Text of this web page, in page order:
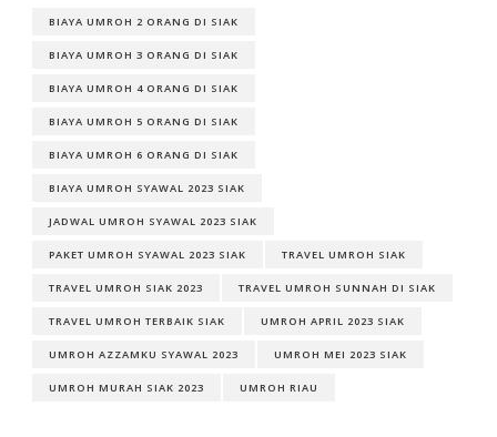
BIAYA UMROH 2 ORANG DI SIAK
BIAYA UMROH 3 ORANG DI SIAK
BIAYA UMROH 4 ORANG DI SIAK
BIAYA UMROH 5 ORANG DI SIAK
BIAYA UMROH 6 ORANG DI SIAK
BIAYA UMROH SYAWAL 2023 SIAK
JADWAL UMROH SYAWAL 2023 SIAK
PAKET UMROH SYAWAL 2023 SIAK TRAVEL UMROH SIAK
TRAVEL UMROH SIAK 2023 TRAVEL UMROH SUNNAH DI SIAK
TRAVEL UMROH TERBAIK SIAK UMROH APRIL 2023 SIAK
UMROH AZZAMKU SYAWAL 2023 UMROH MEI 2023 SIAK
UMROH MURAH SIAK 2023 UMROH RIAU